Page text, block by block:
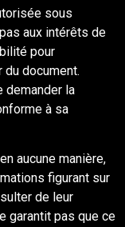
sous
aux intérêts de
pour
du document.
demander la
à sa
aucune manière,
figurant sur
de leur
garantit pas que ce